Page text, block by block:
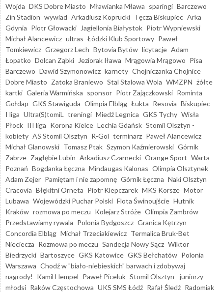
Wojda DKS Dobre Miasto Mławianka Mława sparingi Barczewo
Zin Stadion wywiad Arkadiusz Koprucki Tęcza Biskupiec Arka
Gdynia Piotr Głowacki Jagiellonia Białystok Piotr Wypniewski
Michał Alancewicz ultras Łódzki Klub Sportowy Paweł
Tomkiewicz Grzegorz Lech Bytovia Bytów licytacje Adam
Łopatko Dolcan Ząbki Jeziorak Iława Mrągowia Mrągowo Pisa
Barczewo Dawid Szymonowicz karnety Chojniczanka Chojnice
Dobre Miasto Zatoka Braniewo Stal Stalowa Wola WMZPN żółte
kartki Galeria Warmińska sponsor Piotr Zajączkowski Rominta
Gołdap GKS Stawiguda Olimpia Elbląg Łukta Resovia Biskupiec
I liga Ultra(S)tomiL treningi Miedź Legnica GKS Tychy Wisła
Płock III liga Korona Kielce Lechia Gdańsk Stomil Olsztyn -
kobiety AS Stomil Olsztyn R-Gol terminarz Paweł Alancewicz
Michał Glanowski Tomasz Ptak Szymon Kaźmierowski Górnik
Zabrze Zagłębie Lubin Arkadiusz Czarnecki Orange Sport Warta
Poznań Bogdanka Łęczna Mindaugas Kalonas Olimpia Olsztynek
Adam Zejer Pamiętam i nie zapomnę Górnik Łęczna Naki Olsztyn
Cracovia Błękitni Orneta Piotr Klepczarek MKS Korsze Motor
Lubawa Wojewódzki Puchar Polski Flota Świnoujście Hutnik
Kraków rozmowa po meczu Kolejarz Stróże Olimpia Zambrów
Przedstawiamy rywala Polonia Bydgoszcz Granica Kętrzyn
Concordia Elbląg Michał Trzeciakiewicz Termalica Bruk-Bet
Nieciecza Rozmowa po meczu Sandecja Nowy Sącz Wiktor
Biedrzycki Bartoszyce GKS Katowice GKS Bełchatów Polonia
Warszawa Chodź w "biało-niebieskich" barwach i zdobywaj
nagrody!
Kamil Hempel Paweł Piceluk Stomil Olsztyn - juniorzy
młodsi Raków Częstochowa UKS SMS Łódź Rafał Śledź Radomiak